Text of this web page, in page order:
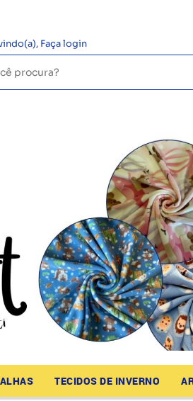
Faça login
TECIDOS DE INVERNO